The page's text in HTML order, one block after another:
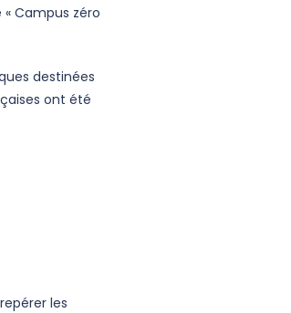
Campus zéro
destinées
ont été
les